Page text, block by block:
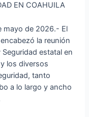
EN COAHUILA
mayo de 2026.- El
la reunión
estatal en
los diversos
tanto
a lo largo y ancho